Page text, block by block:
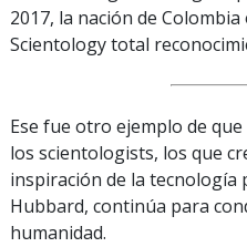
2017, la nación de
Scientology total
Ese fue otro ejemplo de
los scientologists, los que
inspiración de la tecnología
Hubbard, continúa para
humanidad.